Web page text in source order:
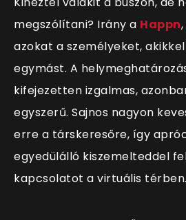
megszólítani? Irány a Happn
azokat a személyeket,
egymást. A
kifejezetten izgalmas,
egyszerű. Sajnos nagyon
erre a társkeresőre, így
egyedülálló kiszemelteddel
kapcsolatot a virtuális térben.